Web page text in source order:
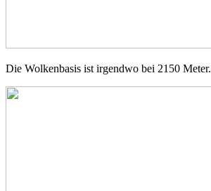
Die Wolkenbasis ist irgendwo bei 2150